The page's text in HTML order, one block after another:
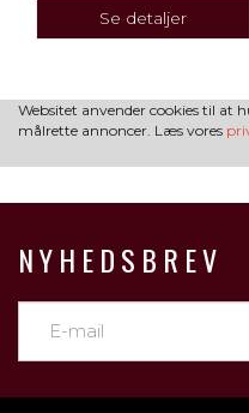
Se detaljer
Websitet anvender cookies til at
målrette annoncer. Læs vores
NYHEDSBREV